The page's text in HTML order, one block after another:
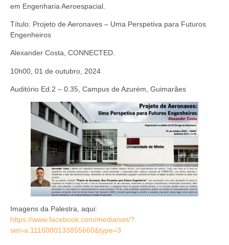
em Engenharia Aeroespacial.
Título: Projeto de Aeronaves – Uma Perspetiva para Futuros
Engenheiros
Alexander Costa, CONNECTED.
10h00, 01 de outubro, 2024
Auditório Ed.2 – 0.35, Campus de Azurém, Guimarães
Imagens da Palestra, aqui:
https://www.facebook.com/media/set/?
set=a.1116080133855660&type=3